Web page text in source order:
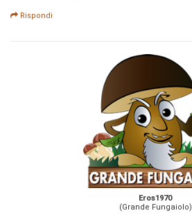
Rispondi
Eros1970
(Grande Fungaiolo)